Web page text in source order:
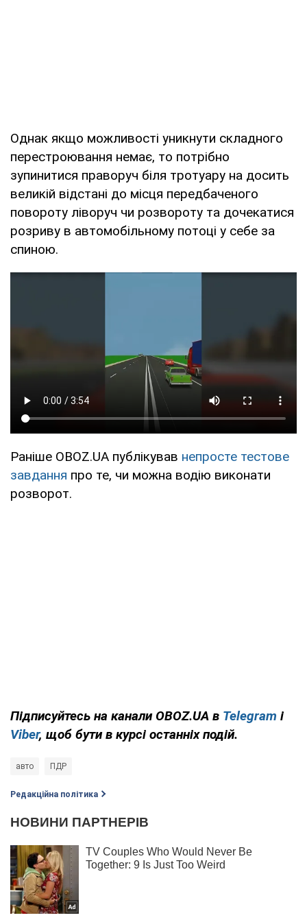
Однак якщо можливості уникнути складного
перестроювання немає, то потрібно
зупинитися праворуч біля тротуару на досить
великій відстані до місця передбаченого
повороту ліворуч чи розвороту та дочекатися
розриву в автомобільному потоці у себе за
спиною.
Раніше OBOZ.UA публікував непросте тестове
завдання про те, чи можна водію виконати
розворот.
Підписуйтесь на канали OBOZ.UA в Telegram і
Viber, щоб бути в курсі останніх подій.
авто ПДР
Редакційна політика